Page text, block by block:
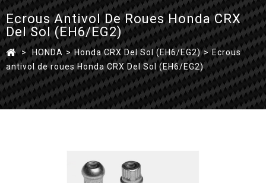
Ecrous Antivol De Roues Honda CRX
Del Sol (EH6/EG2)
> HONDA > Honda CRX Del Sol (EH6/EG2) > Ecrous
antivol de roues Honda CRX Del Sol (EH6/EG2)